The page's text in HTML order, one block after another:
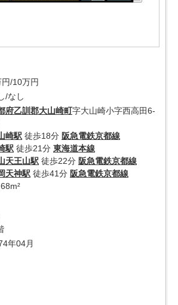
/10万円
/なし
府乙訓郡大山崎町字大山崎小字西高田6-
崎駅 徒歩18分 阪急電鉄京都線
駅 徒歩21分 東海道本線
天王山駅 徒歩22分 阪急電鉄京都線
天神駅 徒歩41分 阪急電鉄京都線
年04月